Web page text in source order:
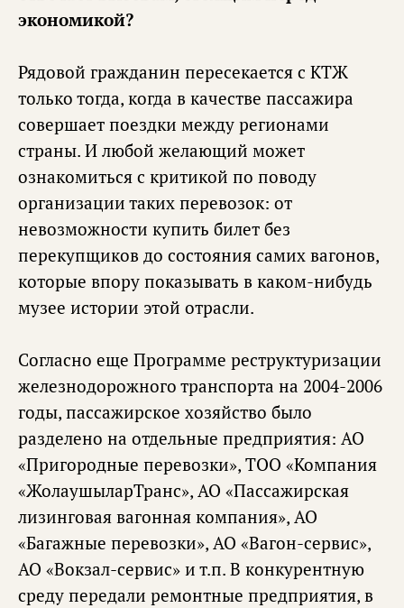
экономикой?
Рядовой гражданин пересекается с КТЖ
только тогда, когда в качестве пассажира
совершает поездки между регионами
страны. И любой желающий может
ознакомиться с критикой по поводу
организации таких перевозок: от
невозможности купить билет без
перекупщиков до состояния самих вагонов,
которые впору показывать в каком-нибудь
музее истории этой отрасли.
Согласно еще Программе реструктуризации
железнодорожного транспорта на 2004-2006
годы, пассажирское хозяйство было
разделено на отдельные предприятия: АО
«Пригородные перевозки», ТОО «Компания
«ЖолаушыларТранс», АО «Пассажирская
лизинговая вагонная компания», АО
«Багажные перевозки», АО «Вагон-сервис»,
АО «Вокзал-сервис» и т.п. В конкурентную
среду передали ремонтные предприятия, в